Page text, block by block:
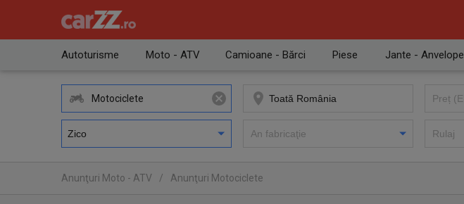
Autoturisme Moto - ATV Camioane - Bărci Piese Jante - Anvelope
Motociclete
Anunţuri Moto - ATV / Anunţuri Motociclete